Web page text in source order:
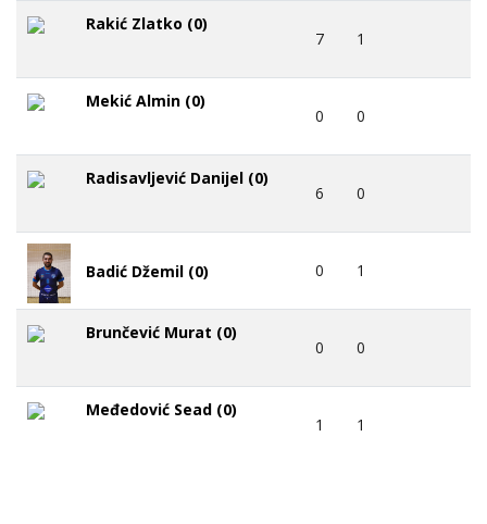
Rakić Zlatko (0)
7 1
Mekić Almin (0)
0 0
Radisavljević Danijel (0)
6 0
Badić Džemil (0) 0 1
Brunčević Murat (0)
0 0
Međedović Sead (0)
1 1